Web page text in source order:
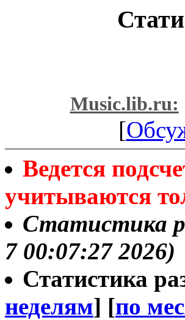
Music.lib.ru:
[
Ведется
учитываются
Статистика
7 00:07:27 2026)
Статистика
неделям] [по